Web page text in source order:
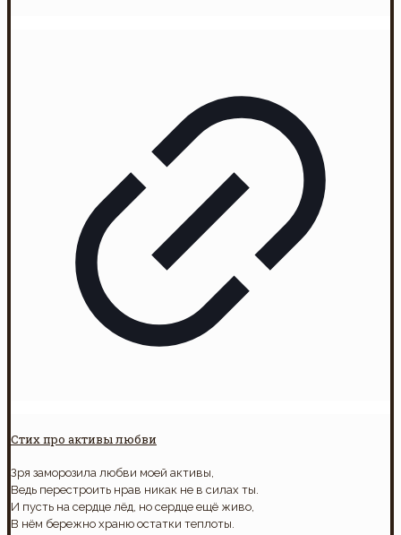
Стих про активы любви
Зря заморозила любви моей активы,
Ведь перестроить нрав никак не в силах ты.
И пусть на сердце лёд, но сердце ещё живо,
В нём бережно храню остатки теплоты.